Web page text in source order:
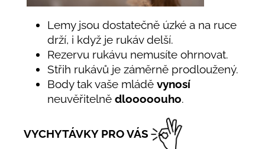
Lemy jsou dostatečně úzké a na ruce
drží, i když je rukáv delší.
Rezervu rukávu nemusíte ohrnovat.
Střih rukávů je záměrně prodloužený.
Body tak vaše mládě vynosí
neuvěřitelně dlooooouho.
VYCHYTÁVKY PRO VÁS